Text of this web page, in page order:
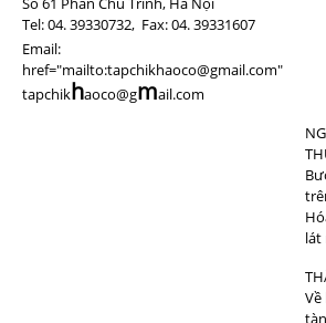
Tel: 04. 39330732, Fax: 04. 39331607
Email:
href="mailto:tapchikhaoco@gmail.com"
tapchikhaoco@gmail.com
lát